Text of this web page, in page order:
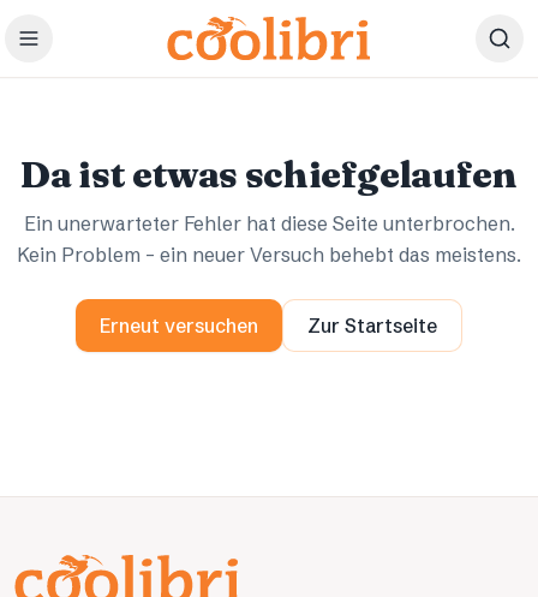
Zum Hauptinhalt springen
Da ist etwas schiefgelaufen
Ein unerwarteter Fehler hat diese Seite unterbrochen.
Kein Problem – ein neuer Versuch behebt das meistens.
Erneut versuchen Zur Startseite